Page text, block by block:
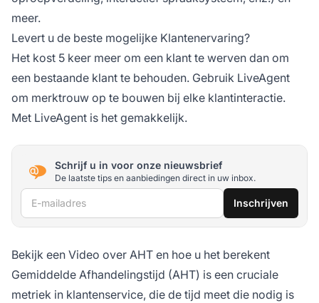
meer.
Levert u de beste mogelijke Klantenervaring?
Het kost 5 keer meer om een klant te werven dan om
een bestaande klant te behouden. Gebruik LiveAgent
om merktrouw op te bouwen bij elke klantinteractie.
Met LiveAgent is het gemakkelijk.
Schrijf u in voor onze nieuwsbrief
De laatste tips en aanbiedingen direct in uw inbox.
E-mailadres Inschrijven
Bekijk een Video over AHT en hoe u het berekent
Gemiddelde Afhandelingstijd (AHT) is een cruciale
metriek in klantenservice, die de tijd meet die nodig is